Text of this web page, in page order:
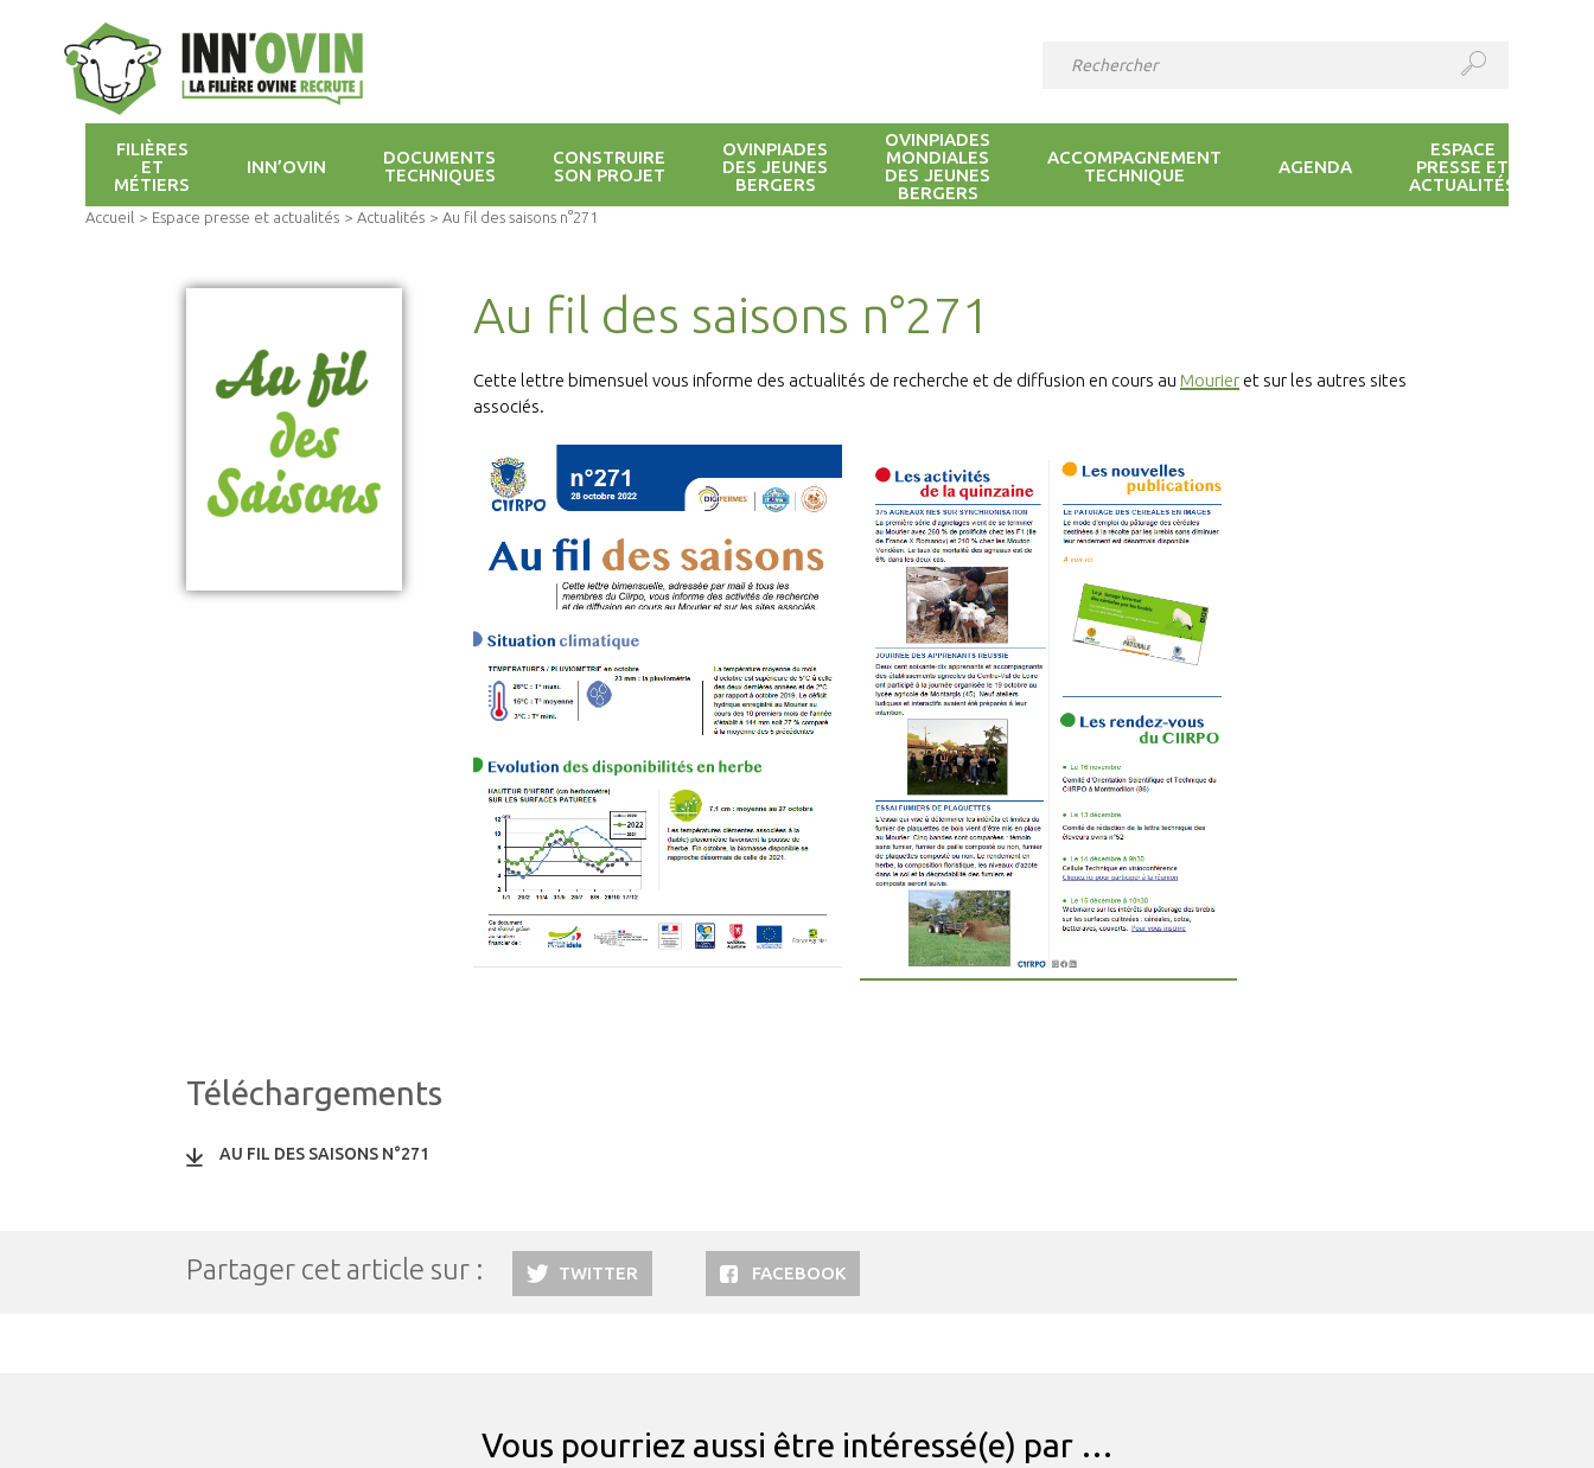
FILIÈRES
ET
MÉTIERS
INN’OVIN
DOCUMENTS
TECHNIQUES
CONSTRUIRE
SON PROJET
OVINPIADES
DES JEUNES
BERGERS
OVINPIADES
MONDIALES
DES JEUNES
BERGERS
ACCOMPAGNEMENT
TECHNIQUE
AGENDA
ESPACE
PRESSE ET
ACTUALITÉS
Accueil > Espace presse et actualités > Actualités > Au fil des saisons n°271
Au fil des saisons n°271
Cette lettre bimensuel vous informe des actualités de recherche et de diffusion en cours au Mourier et sur les autres sites
associés.
Téléchargements
AU FIL DES SAISONS N°271
Partager cet article sur : TWITTER FACEBOOK
Vous pourriez aussi être intéressé(e) par …